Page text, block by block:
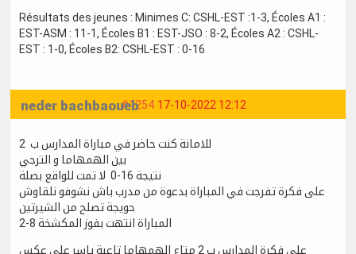
Résultats des jeunes : Minimes C: CSHL-EST :1-3, Écoles A1 :
EST-ASM : 11-1, Écoles B1 : EST-JSO : 8-2, Écoles A2 : CSHL-
EST : 1-0, Écoles B2: CSHL-EST : 0-16
#1254 17-10-2022 12:12
neder bachbaoueb
للامانة كنت حاضر في مباراة المدارس ب 2
بين الهمهاما و الترجي
نتيجة 16-0 لا تمت للواقع بصلة
على فكرة تفرجت في المباراة بدعوة من مدرب باش نشوفو نلقاوش
حويجة تصلح من الشيرتين
المباراة انتهت بفوز المكشخة 8-2
على فكرة المدارس ب 2 متاع الهمهاما تاعبة ياسر على عكس